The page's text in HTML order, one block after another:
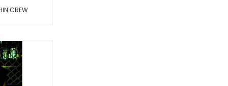
CREW